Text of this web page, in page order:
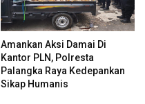
Amankan Aksi Damai Di
Kantor PLN, Polresta
Palangka Raya Kedepankan
Sikap Humanis